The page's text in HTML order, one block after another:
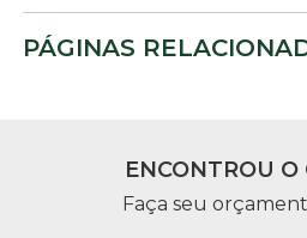
PÁGINAS
ENCONTROU O
Faça seu